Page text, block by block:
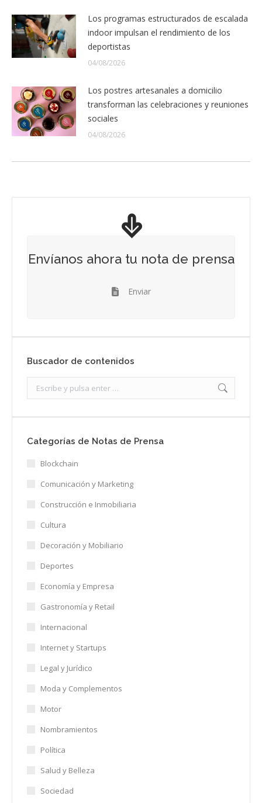
Los programas estructurados de escalada
indoor impulsan el rendimiento de los
deportistas
04/08/2026
Los postres artesanales a domicilio
transforman las celebraciones y reuniones
sociales
04/08/2026
Envíanos ahora tu nota de prensa
Enviar
Buscador de contenidos
Categorías de Notas de Prensa
Blockchain
Comunicación y Marketing
Construcción e Inmobiliaria
Cultura
Decoración y Mobiliario
Deportes
Economía y Empresa
Gastronomía y Retail
Internacional
Internet y Startups
Legal y Jurídico
Moda y Complementos
Motor
Nombramientos
Política
Salud y Belleza
Sociedad